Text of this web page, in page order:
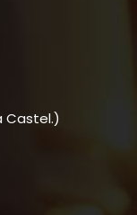
Castel.)